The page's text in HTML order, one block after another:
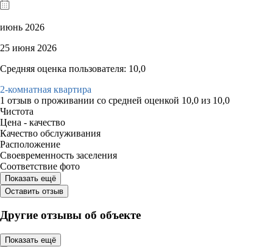
июнь 2026
25 июня 2026
Средняя оценка пользователя: 10,0
2-комнатная квартира
1 отзыв о проживании со средней оценкой 10,0 из 10,0
Чистота
Цена - качество
Качество обслуживания
Расположение
Своевременность заселения
Соответствие фото
Показать ещё
Оставить отзыв
Другие отзывы об объекте
Показать ещё